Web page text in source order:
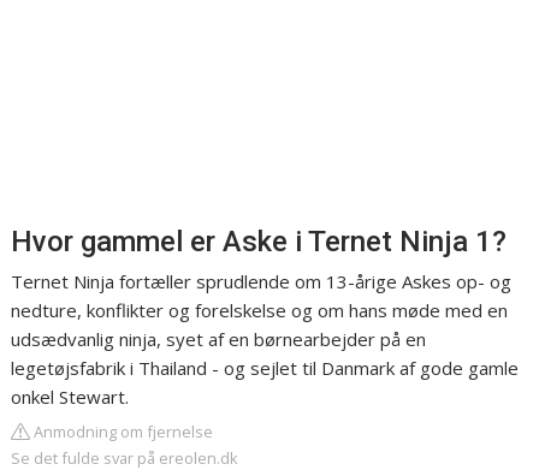
Hvor gammel er Aske i Ternet Ninja 1?
Ternet Ninja fortæller sprudlende om 13-årige Askes op- og
nedture, konflikter og forelskelse og om hans møde med en
udsædvanlig ninja, syet af en børnearbejder på en
legetøjsfabrik i Thailand - og sejlet til Danmark af gode gamle
onkel Stewart.
Anmodning om fjernelse
Se det fulde svar på ereolen.dk